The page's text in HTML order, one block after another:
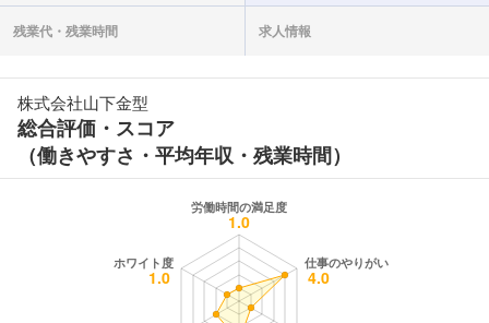
残業代・ 残業時間 求人情報
株式会社山下金型
総合評価・スコア
（働きやすさ・平均年収・残業時間）